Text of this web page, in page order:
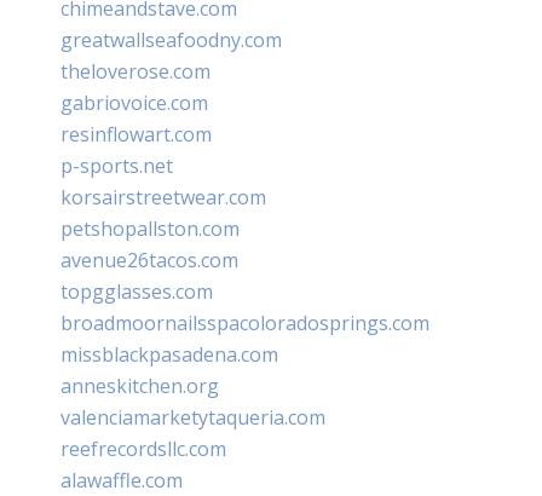
chimeandstave.com
greatwallseafoodny.com
theloverose.com
gabriovoice.com
resinflowart.com
p-sports.net
korsairstreetwear.com
petshopallston.com
avenue26tacos.com
topgglasses.com
broadmoornailsspacoloradosprings.com
missblackpasadena.com
anneskitchen.org
valenciamarketytaqueria.com
reefrecordsllc.com
alawaffle.com